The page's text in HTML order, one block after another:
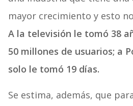
mayor crecimiento y esto
A la televisión le tomó 38
50 millones de usuarios; a
solo le tomó 19 días.
Se estima, además, que